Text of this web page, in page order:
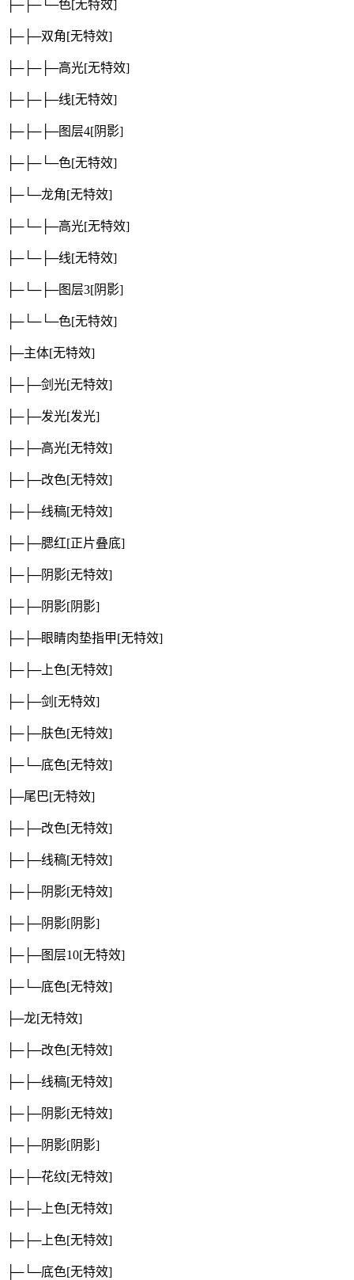
├─├─└─色[无特效]
├─├─双角[无特效]
├─├─├─高光[无特效]
├─├─├─线[无特效]
├─├─├─图层4[阴影]
├─├─└─色[无特效]
├─└─龙角[无特效]
├─└─├─高光[无特效]
├─└─├─线[无特效]
├─└─├─图层3[阴影]
├─└─└─色[无特效]
├─主体[无特效]
├─├─剑光[无特效]
├─├─发光[发光]
├─├─高光[无特效]
├─├─改色[无特效]
├─├─线稿[无特效]
├─├─腮红[正片叠底]
├─├─阴影[无特效]
├─├─阴影[阴影]
├─├─眼睛肉垫指甲[无特效]
├─├─上色[无特效]
├─├─剑 [无特效]
├─├─肤色[无特效]
├─└─底色[无特效]
├─尾巴[无特效]
├─├─改色[无特效]
├─├─线稿[无特效]
├─├─阴影[无特效]
├─├─阴影[阴影]
├─├─图层10[无特效]
├─└─底色[无特效]
├─龙[无特效]
├─├─改色[无特效]
├─├─线稿[无特效]
├─├─阴影[无特效]
├─├─阴影[阴影]
├─├─花纹[无特效]
├─├─上色[无特效]
├─├─上色[无特效]
├─└─底色[无特效]